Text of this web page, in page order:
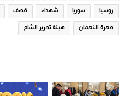
روسيا سوريا شهداء قصف
معرة النعمان هيئة تحرير الشام